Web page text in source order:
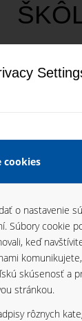
cookies
o nastavenie
Súbory cookie
keď
skúsenosť a
stránkou.
rôznych
v súčasnosti